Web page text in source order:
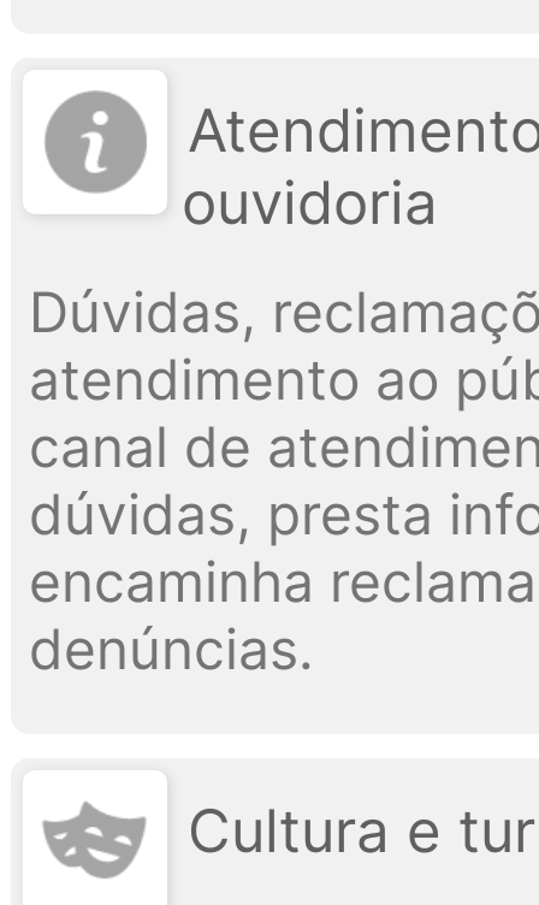
ouvidoria
Dúvidas,
atendimento ao
canal de
dúvidas, presta
encaminha
denúncias.
Cultura e